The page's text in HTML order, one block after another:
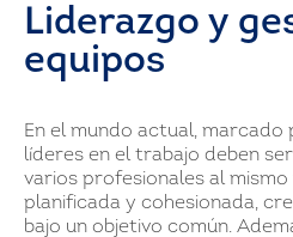
Liderazgo y
equipos
En el mundo actual, marcado
líderes en el trabajo deben
varios profesionales al
planificada y cohesionada,
bajo un objetivo común.